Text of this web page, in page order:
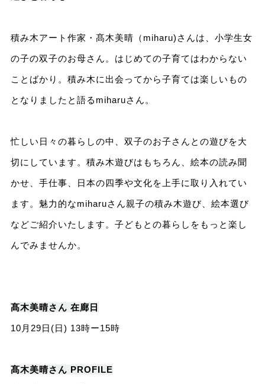
積み木アート作家・髙木美晴（miharu)さんは、小学生女
の子の双子のお母さん。はじめての子育てはわからない
ことばかり。積み木に出会ってから子育ては楽しいもの
となりましたと語るmiharuさん。
忙しい日々の暮らしの中、双子のお子さんとの遊びを大
切にしています。積み木遊びはもちろん、絵本の読み聞
かせ、手仕事、日本の四季や文化を上手に取り入れてい
ます。魅力的なmiharuさん親子の積み木遊び、絵本選び
などご紹介いたします。子どもとの暮らしをもっと楽し
んでみませんか。
髙木美晴さん 在廊日
10月29日(日) 13時ー15時
髙木美晴さん PROFILE